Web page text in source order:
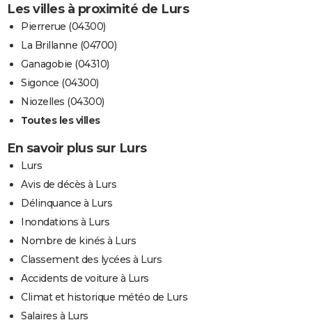
Les villes à proximité de Lurs
Pierrerue (04300)
La Brillanne (04700)
Ganagobie (04310)
Sigonce (04300)
Niozelles (04300)
Toutes les villes
En savoir plus sur Lurs
Lurs
Avis de décès à Lurs
Délinquance à Lurs
Inondations à Lurs
Nombre de kinés à Lurs
Classement des lycées à Lurs
Accidents de voiture à Lurs
Climat et historique météo de Lurs
Salaires à Lurs